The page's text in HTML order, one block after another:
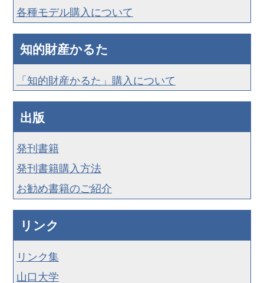
各種モデル購入について
知的財産かるた
「知的財産かるた」購入について
出版
発刊書籍
発刊書籍購入方法
お勧め書籍のご紹介
リンク
リンク集
山口大学